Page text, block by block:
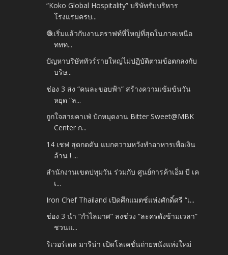
“Koko Global Hospitality” บริษัทรับบริหาร
โรงแรมครบ...
🧶เริ่มแล้วกับงานคราฟท์ที่ใหญ่ที่สุดในภาคเหนือ
ททท...
ปัญหาบริษัททัวร์รายใหญ่ไม่ปฏิบัติตามข้อตกลงกับ
บริษ...
ช่อง 3 ส่ง “คนละขอบฟ้า” สร้างความเข้มข้นวัน
หยุด “ล...
ถูกใจสายคาเฟ่ ปักหมุดงาน Bitter Sweet@MBK
Center ก...
14 เชฟ สุดกดดัน แบกความหวังทำอาหารเพื่อเงิน
ล้าน ! ...
สำนักงานเขตปทุมวัน ร่วมกับ ศูนย์การค้าเอ็ม บี เค
เ...
Iron Chef Thailand เปิดศึกแมตซ์แห่งศักดิ์ศรี “เ...
ช่อง 3 นำ “กำไลมาศ” ลงช่วง “ละครดังข้ามเวลา”
ชวนแ...
ริเวอร์เดล มารีน่า เปิดโลเคชั่นถ่ายหนังแห่งใหม่